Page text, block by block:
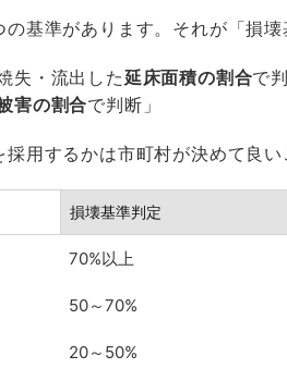
基準があります。それが「損壊
失・流出した延床面積の割合で
害の割合で判断」
用するかは市町村が決めて良い
損壊基準判定
70%以上
50～70%
20～50%